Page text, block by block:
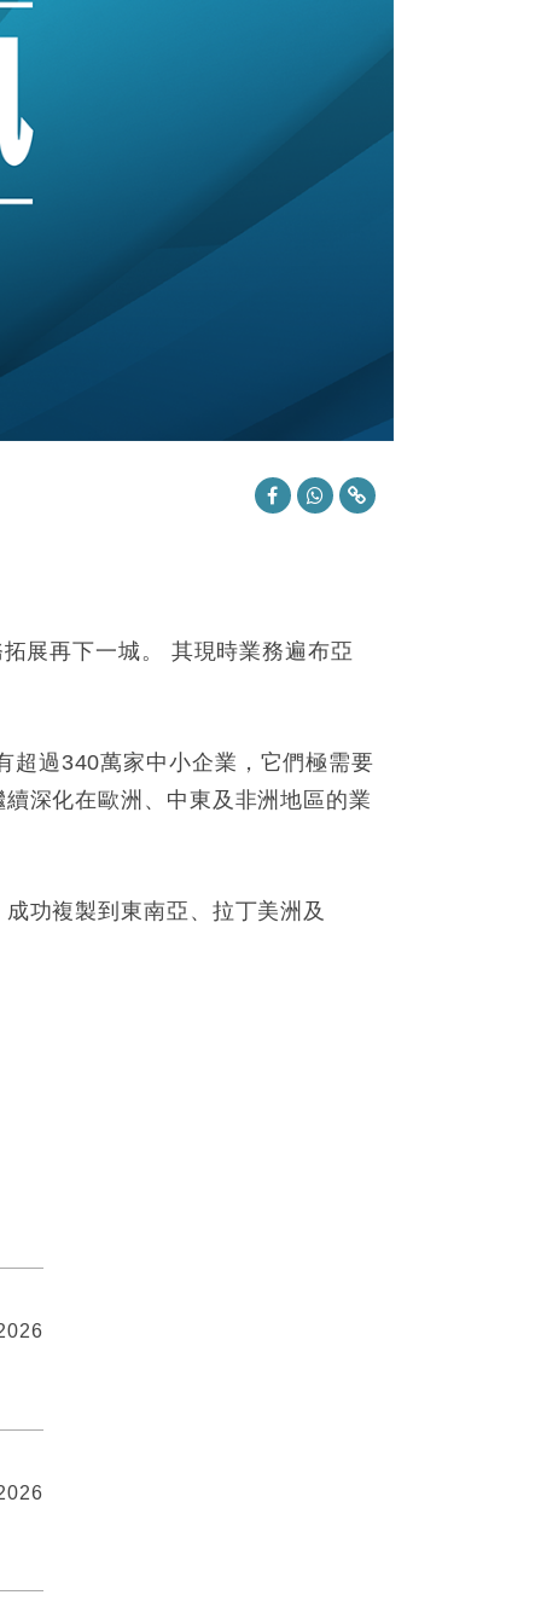
展再下一城。 其現時業務遍布亞
超過340萬家中小企業，它們極需要
深化在歐洲、中東及非洲地區的業
功複製到東南亞、拉丁美洲及